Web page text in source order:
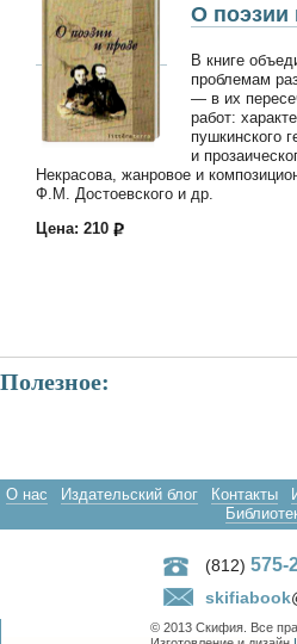
О поэзии
В книге
проблемам
— в их
работ:
пушкинского
и
Некрасова, жанровое и
Ф.М. Достоевского и др.
Цена: 210
Полезное:
О нас Издательский блог Контакты
(812) 575-
skifiabook
© 2013 Скифия. Все